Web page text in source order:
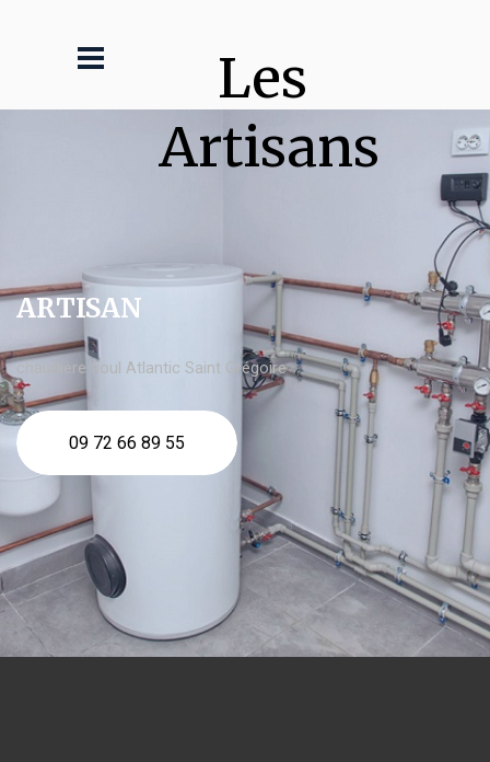
Les
Artisans
ARTISAN
chaudière fioul Atlantic Saint Grégoire
09 72 66 89 55